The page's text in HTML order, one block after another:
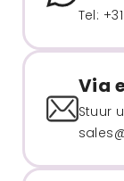
Tel:
Via
Stuur